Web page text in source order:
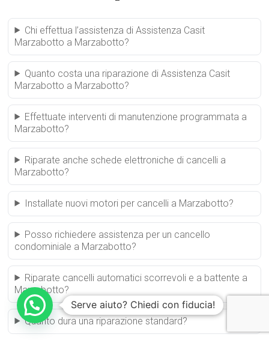
Chi effettua l’assistenza di Assistenza Casit
Marzabotto a Marzabotto?
Quanto costa una riparazione di Assistenza Casit
Marzabotto a Marzabotto?
Effettuate interventi di manutenzione programmata a
Marzabotto?
Riparate anche schede elettroniche di cancelli a
Marzabotto?
Installate nuovi motori per cancelli a Marzabotto?
Posso richiedere assistenza per un cancello
condominiale a Marzabotto?
Riparate cancelli automatici scorrevoli e a battente a
Marzabotto?
Quanto dura una riparazione standard?
Serve aiuto? Chiedi con fiducia!